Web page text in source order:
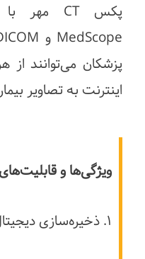
پزشکان می‌توانند از
اینترنت به تصاویر
ویژگی‌ها و
۱. ذخیره‌سازی دیجیتال و ایمن